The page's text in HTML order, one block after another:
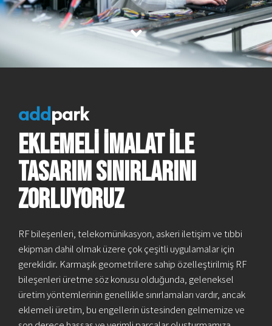
addpark
EKLEMELİ İMALAT İLE
TASARIM SINIRLARINI
ZORLUyoruz
RF bileşenleri, telekomünikasyon, askeri iletişim ve tıbbi
ekipman dahil olmak üzere çok çeşitli uygulamalar için
gereklidir. Karmaşık geometrilere sahip özelleştirilmiş RF
bileşenleri üretme söz konusu olduğunda, geleneksel
üretim yöntemlerinin genellikle sınırlamaları vardır, ancak
eklemeli üretim, bu engellerin üstesinden gelmemize ve